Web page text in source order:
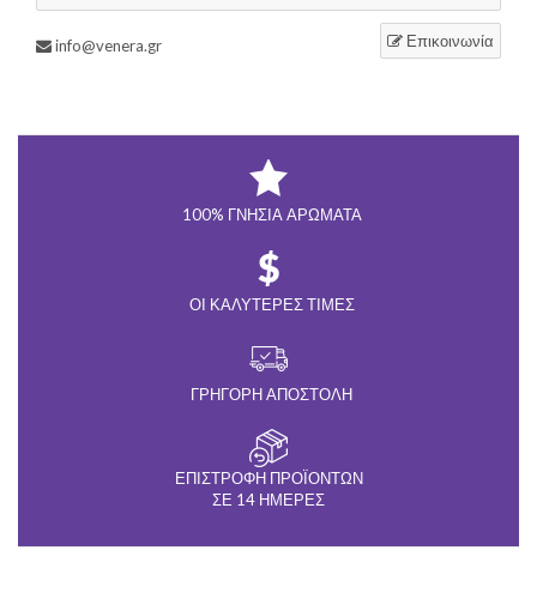
Επικοινωνία
info@venera.gr
100% ΓΝΉΣΙΑ ΑΡΏΜΑΤΑ
ΟΙ ΚΑΛΎΤΕΡΕΣ ΤΙΜΈΣ
ΓΡΉΓΟΡΗ ΑΠΟΣΤΟΛΉ
ΕΠΙΣΤΡΟΦΉ ΠΡΟΪΌΝΤΩΝ
ΣΕ 14 ΗΜΈΡΕΣ